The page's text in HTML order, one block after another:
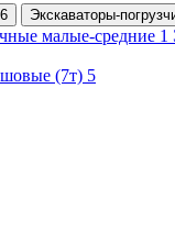
Экскаваторы-
малые-средние 1
(7т) 5